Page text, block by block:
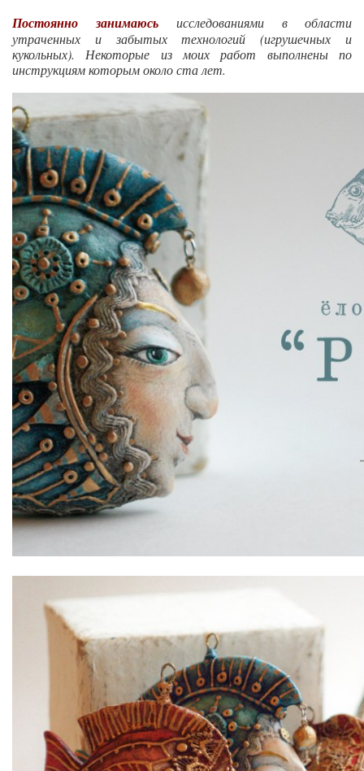
Постоянно занимаюсьисследованиями в области
утраченных и забытых технологий (игрушечных и
кукольных). Некоторые из моих работ выполнены по
инструкциям которым около ста лет.